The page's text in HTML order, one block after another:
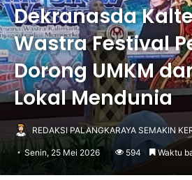
Dekranasda
Wastra Festival
Dorong UMKM
Lokal Mendunia
REDAKSI PALANGKARAYA SEMAKIN
Senin, 25 Mei 2026 594 Waktu